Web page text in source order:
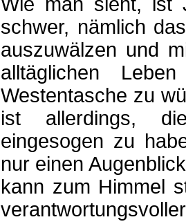
schwer, nämlich
auszuwälzen und
alltäglichen
Westentasche zu
ist allerdings,
eingesogen zu
nur einen
kann zum Himmel